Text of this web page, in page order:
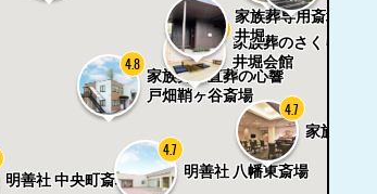
明善社 中央町斎場
家族葬・直葬の心響
戸畑鞘ヶ谷斎場
4.8
明善社 八幡東斎場
4.7
家族葬のさくら 小
井堀会館
4.9
家族葬専用斎場 小倉
井堀
家族葬ホ
4.7